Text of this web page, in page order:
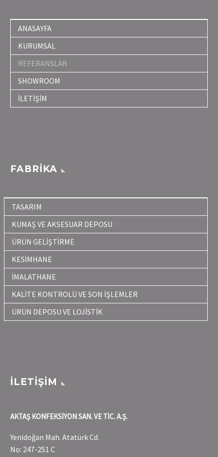
ANASAYFA
KURUMSAL
REFERANSLAR
SHOWROOM
İLETİŞİM
FABRİKA
TASARIM
KUMAŞ VE AKSESUAR DEPOSU
ÜRÜN GELİŞTİRME
KESİMHANE
İMALATHANE
KALİTE KONTROLÜ VE SON İŞLEMLER
ÜRÜN DEPOSU VE LOJİSTİK
İLETİŞİM
AKTAŞ KONFEKSİYON SAN. VE TİC. A.Ş.
Yenidoğan Mah. Atatürk Cd.
No: 247-251 C